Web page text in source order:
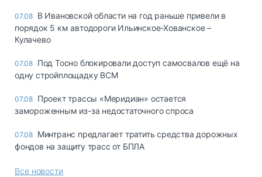
07.08 В Ивановской области на год раньше привели в
порядок 5 км автодороги Ильинское-Хованское –
Кулачево
07.08 Под Тосно блокировали доступ самосвалов ещё на
одну стройплощадку ВСМ
07.08 Проект трассы «Меридиан» остается
замороженным из-за недостаточного спроса
07.08 Минтранс предлагает тратить средства дорожных
фондов на защиту трасс от БПЛА
Все новости